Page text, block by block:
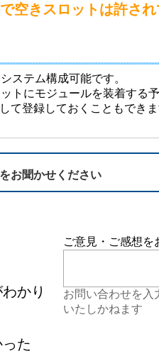
保守・保全
発電設備
空きスロットは許され
ステム構成可能です。
トにモジュールを装着する
て登録しておくこともできま
お聞かせください
かり
た
ご意見・ご感想を
お問い合わせを入
いたしかねます